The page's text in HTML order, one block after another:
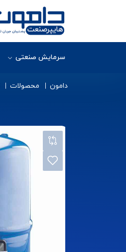
سرمایش صنعتی
دامون محصولات